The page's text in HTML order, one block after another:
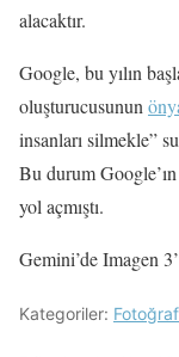
alacaktır.
Google, bu yılın
oluşturucusunun
insanları silmekle”
Bu durum
yol açmıştı.
Gemini’de Imagen
Kategoriler: